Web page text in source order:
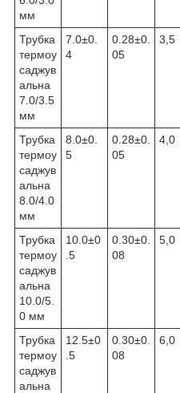
мм
Трубка
термоу
саджув
альна
7.0/3.5
мм
7.0±0.
4
0.28±0.
05
3,5
Трубка
термоу
саджув
альна
8.0/4.0
мм
8.0±0.
5
0.28±0.
05
4,0
Трубка
термоу
саджув
альна
10.0/5.
0 мм
10.0±0
.5
0.30±0.
08
5,0
Трубка
термоу
саджув
альна
12.5±0
.5
0.30±0.
08
6,0